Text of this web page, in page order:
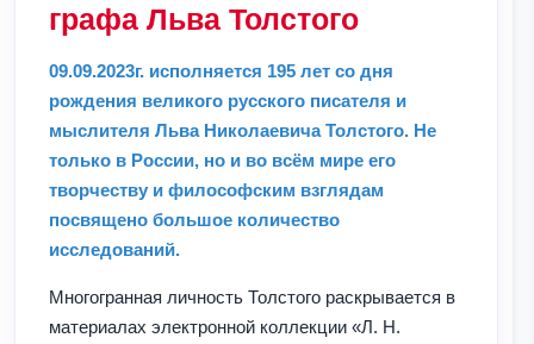
графа Льва Толстого
09.09.2023г. исполняется 195 лет со дня
рождения великого русского писателя и
мыслителя Льва Николаевича Толстого. Не
только в России, но и во всём мире его
творчеству и философским взглядам
посвящено большое количество
исследований.
Многогранная личность Толстого раскрывается в
материалах электронной коллекции «Л. Н.